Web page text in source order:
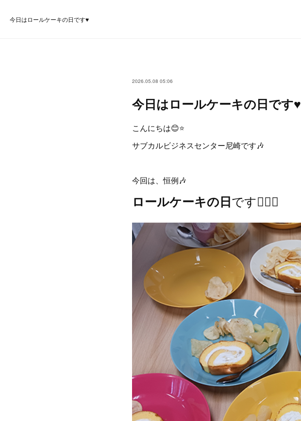
今日はロールケーキの日です♥️
2026.05.08 05:06
今日はロールケーキの日です♥️
こんにちは😊⭐
サブカルビジネスセンター尼崎です🎶
今回は、恒例🎶
ロールケーキの日です👌🏻✨